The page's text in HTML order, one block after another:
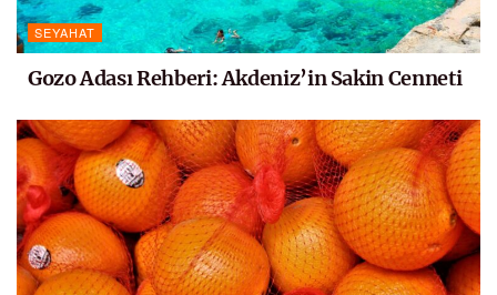
SEYAHAT
Gozo Adası Rehberi: Akdeniz’in Sakin Cenneti